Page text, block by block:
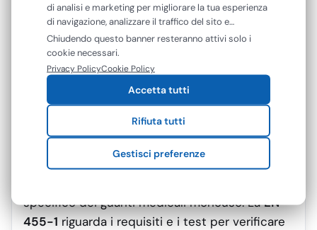
guanto a sostanze chimiche, microrganismi o
contaminanti pericolosi. In molti casi, alcuni
guanti possono essere certificati secondo
entrambe le norme, offrendo quindi sia
protezione sanitaria sia protezione
professionale.
Quali sono le 4 parti della norma EN 455?
La normaEN 455è suddivisa in quattro parti
specifico dei guanti medicali monouso. LaEN
455-1riguarda i requisiti e i test per verificare
di analisi e marketing per migliorare la tua esperienza
di navigazione, analizzare il traffico del sito e
mostrarti contenuti e pubblicità personalizzati. Puoi
accettare tutti i cookie oppure gestire le tue
preferenze. Puoi modificare o revocare il consenso in
qualsiasi momento.
Chiudendo questo banner resteranno attivi solo i
cookie necessari.
Privacy PolicyCookie Policy
Accetta tutti
Rifiuta tutti
Gestisci preferenze